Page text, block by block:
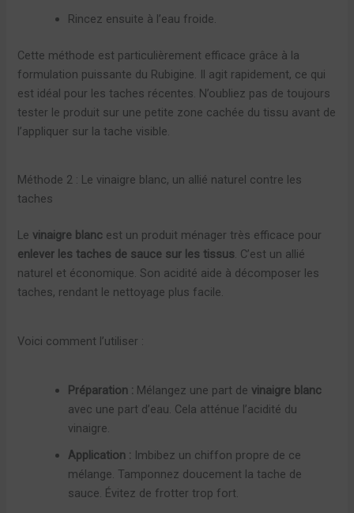
Rincez ensuite à l’eau froide.
Cette méthode est particulièrement efficace grâce à la
formulation puissante du Rubigine. Il agit rapidement, ce qui
est idéal pour les taches récentes. N’oubliez pas de toujours
tester le produit sur une petite zone cachée du tissu avant de
l’appliquer sur la tache visible.
Méthode 2 : Le vinaigre blanc, un allié naturel contre les
taches
Le vinaigre blanc est un produit ménager très efficace pour
enlever les taches de sauce sur les tissus. C’est un allié
naturel et économique. Son acidité aide à décomposer les
taches, rendant le nettoyage plus facile.
Voici comment l’utiliser :
Préparation : Mélangez une part de vinaigre blanc
avec une part d’eau. Cela atténue l’acidité du
vinaigre.
Application : Imbibez un chiffon propre de ce
mélange. Tamponnez doucement la tache de
sauce. Évitez de frotter trop fort.